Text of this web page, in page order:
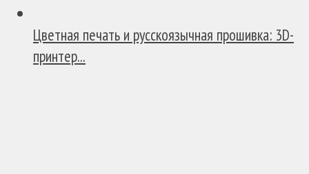
Цветная печать и русскоязычная прошивка: 3D-
принтер...